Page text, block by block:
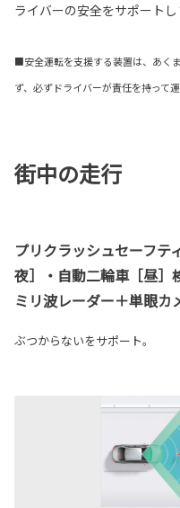
ライバーの安全をサポートし
■安全運転を支援する装置は、あく
ず、必ずドライバーが責任を持って
街中の走行
プリクラッシュセーフテ
夜］・自動二輪車［昼］
ミリ波レーダー＋単眼カ
ぶつからないをサポート。